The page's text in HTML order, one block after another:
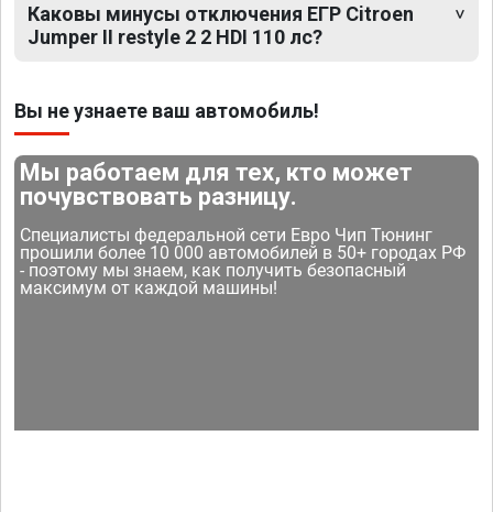
Каковы минусы отключения ЕГР Citroen
Jumper II restyle 2 2 HDI 110 лс?
Вы не узнаете ваш автомобиль!
Мы работаем для тех, кто может
почувствовать разницу.
Специалисты федеральной сети Евро Чип Тюнинг
прошили более 10 000 автомобилей в 50+ городах РФ
- поэтому мы знаем, как получить безопасный
максимум от каждой машины!